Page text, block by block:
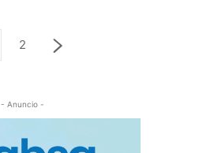
2
- Anuncio -